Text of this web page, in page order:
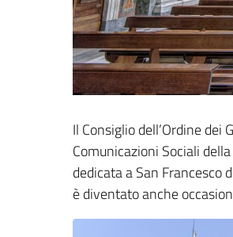
Il Consiglio dell’Ordine dei
Comunicazioni Sociali
dedicata a San Francesco
è diventato anche